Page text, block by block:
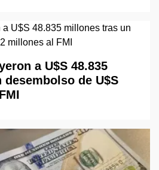
a U$S 48.835
de U$S